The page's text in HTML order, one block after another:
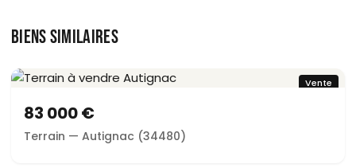
BIENS SIMILAIRES
Vente
83 000 €
Terrain — Autignac (34480)